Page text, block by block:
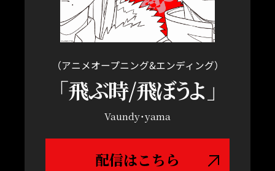
（アニメオープニング&エンディング）
「飛ぶ時/飛ぼうよ 」
Vaundy・yama
配信はこちら